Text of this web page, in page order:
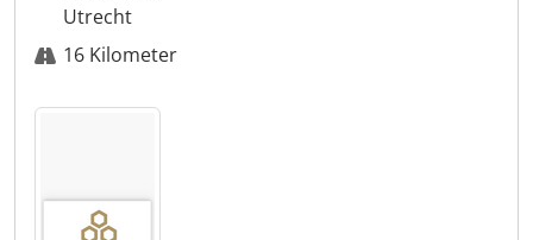
Utrecht
16 Kilometer